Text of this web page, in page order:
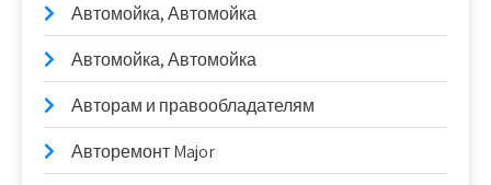
Автомойка, Автомойка
Автомойка, Автомойка
Авторам и правообладателям
Авторемонт Major